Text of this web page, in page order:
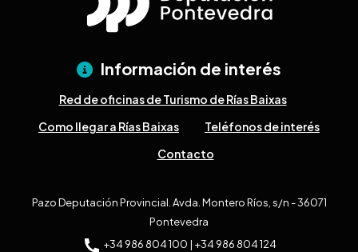
Información de interés
Red de oficinas de Turismo de Rías Baixas
Como llegar a Rías Baixas
Teléfonos de interés
Contacto
Pazo Deputación Provincial. Avda. Montero Ríos, s/n - 36071
Pontevedra
+34 986 804 100 | +34 986 804 124